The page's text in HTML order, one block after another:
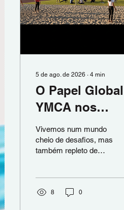
5 de ago. de 2026 ∙ 4 min
O Papel
YMCA nos
Programas
Comunitários
Globais para o
Bem-Estar
Vivemos num mundo
cheio de desafios, mas
também repleto de
comum. É aqui que
8 0